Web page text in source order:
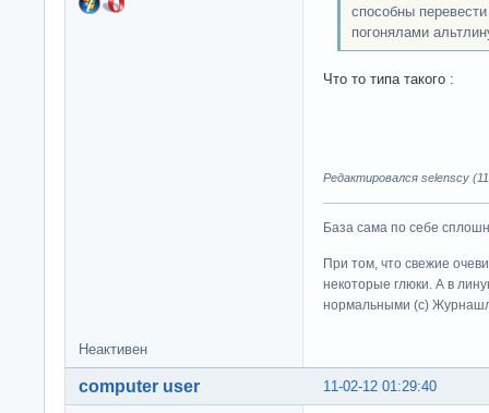
способны
погонялами
Что то типа такого :
Редактировался selenscy
База сама по себе
При том, что свежие
некоторые глюки. А в
нормальными (c)
Неактивен
11-02-12 01:29:40
computer user